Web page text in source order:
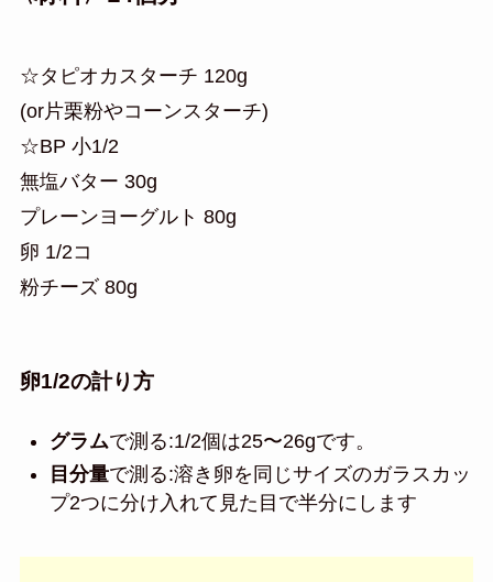
☆タピオカスターチ 120g
(or片栗粉やコーンスターチ)
☆BP 小1/2
無塩バター 30g
プレーンヨーグルト 80g
卵 1/2コ
粉チーズ 80g
卵1/2の計り方
グラムで測る:1/2個は25〜26gです。
目分量で測る:溶き卵を同じサイズのガラスカッ
プ2つに分け入れて見た目で半分にします